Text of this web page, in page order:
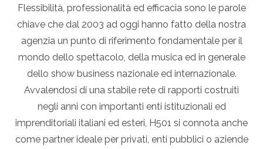
Flessibilità, professionalità ed efficacia sono le parole
chiave che dal 2003 ad oggi hanno fatto della nostra
agenzia un punto di riferimento fondamentale per il
mondo dello spettacolo, della musica ed in generale
dello show business nazionale ed internazionale.
Avvalendosi di una stabile rete di rapporti costruiti
negli anni con importanti enti istituzionali ed
imprenditoriali italiani ed esteri, H501 si connota anche
come partner ideale per privati, enti pubblici o aziende